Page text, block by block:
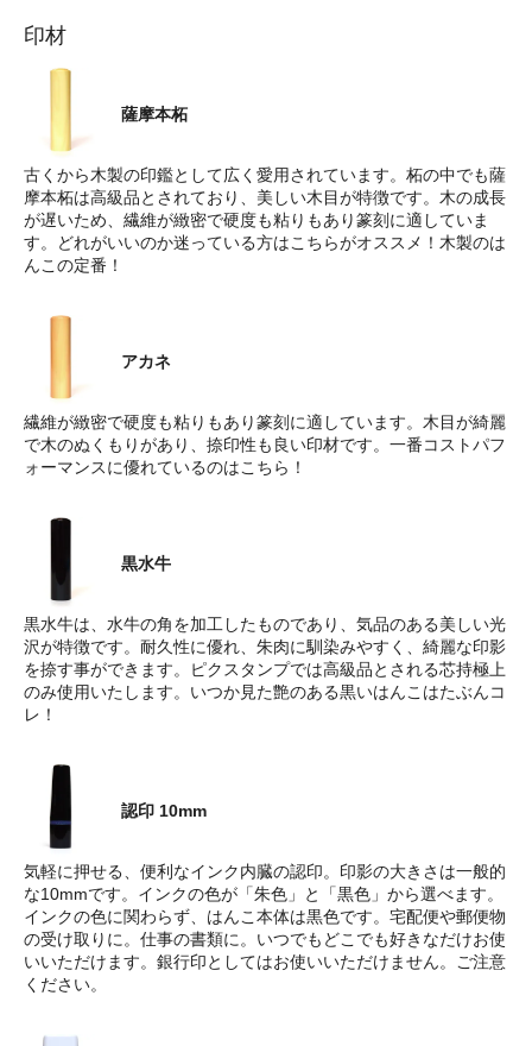
印材
薩摩本柘
古くから木製の印鑑として広く愛用されています。柘の中でも薩
摩本柘は高級品とされており、美しい木目が特徴です。木の成長
が遅いため、繊維が緻密で硬度も粘りもあり篆刻に適していま
す。どれがいいのか迷っている方はこちらがオススメ！木製のは
んこの定番！
アカネ
繊維が緻密で硬度も粘りもあり篆刻に適しています。木目が綺麗
で木のぬくもりがあり、捺印性も良い印材です。一番コストパフ
ォーマンスに優れているのはこちら！
黒水牛
黒水牛は、水牛の角を加工したものであり、気品のある美しい光
沢が特徴です。耐久性に優れ、朱肉に馴染みやすく、綺麗な印影
を捺す事ができます。ピクスタンプでは高級品とされる芯持極上
のみ使用いたします。いつか見た艶のある黒いはんこはたぶんコ
レ！
認印 10mm
気軽に押せる、便利なインク内臓の認印。印影の大きさは一般的
な10mmです。インクの色が「朱色」と「黒色」から選べます。
インクの色に関わらず、はんこ本体は黒色です。宅配便や郵便物
の受け取りに。仕事の書類に。いつでもどこでも好きなだけお使
いいただけます。銀行印としてはお使いいただけません。ご注意
ください。